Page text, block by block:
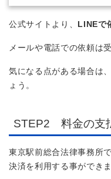
公式サイトより、 LINEで
メールや電話での依頼は
気になる点がある場合は
ょう。
STEP2 料金の支
東京駅前総合法律事務所
決済を利用する事ができま